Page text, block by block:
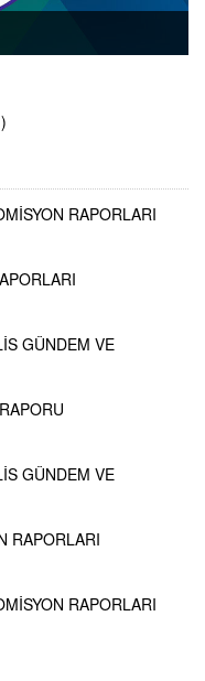
RAPORLARI
GÜNDEM VE
GÜNDEM VE
RAPORLARI
RAPORLARI